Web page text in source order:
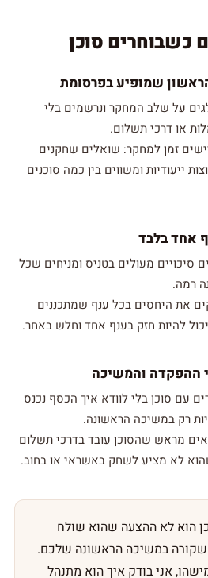
כשבוחרים סוכן
הראשון שמופיע בפרסומת
על שלב המחקר ונרשמים בלי
או דרכי תשלום.
זמן למחקר: שואלים שחקנים
ייעודיות ומשווים בין כמה סוכנים
אחד בלבד
סיכויים מעולים בטניס ומניחים שכל
רמה.
את היחסים בכל ענף שמתכננים
להיות חזק בענף אחד וחלש באחר.
ההפקדה והמשיכה
עם סוכן בלי לוודא איך הכסף נכנס
רק במשיכה הראשונה.
מראש שהסוכן עובד בדרכי תשלום
לא מציע לשחק באשראי או בחוב.
הוא לא ההצעה שהוא שולח
שקורה במשיכה הראשונה שלכם.
אני בודק איך הוא מתנהל